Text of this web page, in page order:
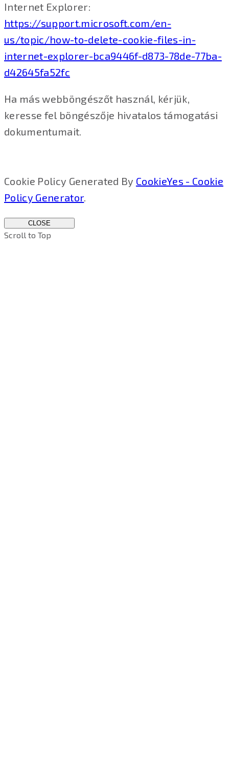
Internet Explorer:
https://support.microsoft.com/en-
us/topic/how-to-delete-cookie-files-in-
internet-explorer-bca9446f-d873-78de-77ba-
d42645fa52fc
Ha más webböngészőt használ, kérjük,
keresse fel böngészője hivatalos támogatási
dokumentumait.
Cookie Policy Generated By CookieYes - Cookie
Policy Generator.
CLOSE
Scroll to Top